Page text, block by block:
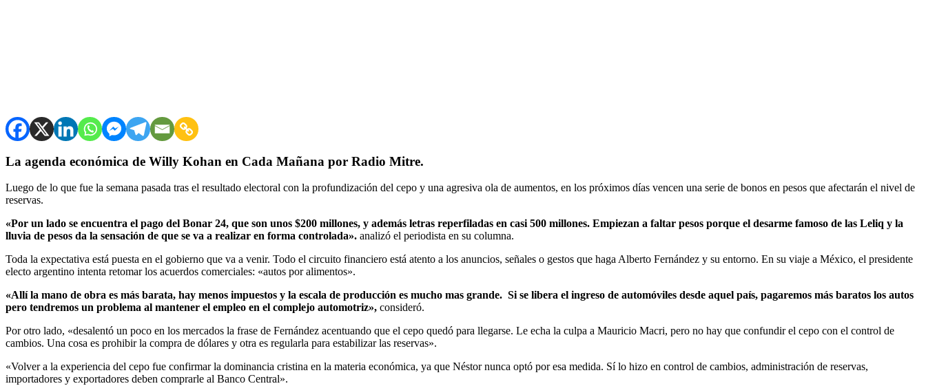
La agenda económica de Willy Kohan en Cada Mañana por Radio Mitre.
Luego de lo que fue la semana pasada tras el resultado electoral con la profundización del cepo y una agresiva ola de aumentos, en los próximos días vencen una serie de bonos en pesos que afectarán el nivel de
reservas.
«Por un lado se encuentra el pago del Bonar 24, que son unos $200 millones, y además letras reperfiladas en casi 500 millones. Empiezan a faltar pesos porque el desarme famoso de las Leliq y la
lluvia de pesos da la sensación de que se va a realizar en forma controlada». analizó el periodista en su columna.
Toda la expectativa está puesta en el gobierno que va a venir. Todo el circuito financiero está atento a los anuncios, señales o gestos que haga Alberto Fernández y su entorno. En su viaje a México, el presidente
electo argentino intenta retomar los acuerdos comerciales: «autos por alimentos».
«Allí la mano de obra es más barata, hay menos impuestos y la escala de producción es mucho mas grande. Si se libera el ingreso de automóviles desde aquel país, pagaremos más baratos los autos
pero tendremos un problema al mantener el empleo en el complejo automotriz», consideró.
Por otro lado, «desalentó un poco en los mercados la frase de Fernández acentuando que el cepo quedó para llegarse. Le echa la culpa a Mauricio Macri, pero no hay que confundir el cepo con el control de
cambios. Una cosa es prohibir la compra de dólares y otra es regularla para estabilizar las reservas».
«Volver a la experiencia del cepo fue confirmar la dominancia cristina en la materia económica, ya que Néstor nunca optó por esa medida. Sí lo hizo en control de cambios, administración de reservas,
importadores y exportadores deben comprarle al Banco Central».